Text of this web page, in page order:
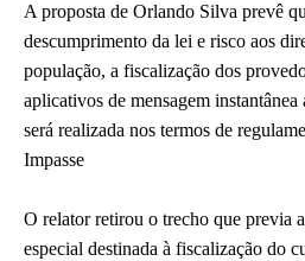
A proposta de Orlando Silva prevê
descumprimento da lei e risco aos
população, a fiscalização dos
aplicativos de mensagem instantânea
será realizada nos termos de
Impasse
O relator retirou o trecho que previa
especial destinada à fiscalização do